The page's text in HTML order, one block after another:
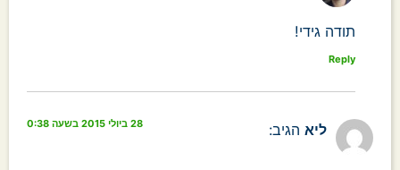
תודה גידי!
Reply
ליא הגיב: 28 ביולי 2015 בשעה 0:38